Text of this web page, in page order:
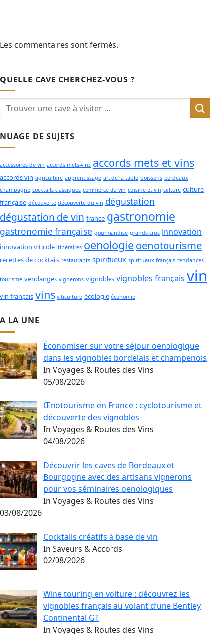
Les commentaires sont fermés.
QUELLE CAVE CHERCHEZ-VOUS ?
NUAGE DE SUJETS
accessoires de vin accords mets-vins accords mets et vins
accords vin agriculture apprentissage art de la table boissons bordeaux
champagne cocktails classiques commerce du vin cuisine et vin culture culture
française découverte découverte du vin dégustation
dégustation de vin france gastronomie
gastronomie française gourmandise grands crus innovation
innovation viticole itinéraires oenologieoenotourisme
recettes de cocktails restaurants spiritueux spiritueux français tendances
tourisme vendanges vignerons vignobles vignobles français vin
vin français vins viticulture écologie économie
A LA UNE
Économiser sur votre séjour oenologique
dans les vignobles bordelais et champenois
In Voyages & Routes des Vins
05/08/2026
Œnotourisme en France : cyclotourisme et
découverte des vignobles
In Voyages & Routes des Vins
04/08/2026
Découvrir les caves de Bordeaux et
Bourgogne avec des artisans vignerons
pour vos séminaires oenologiques
In Voyages & Routes des Vins
03/08/2026
Cocktails créatifs à base de vin
In Saveurs & Accords
02/08/2026
Wine touring en voiture : découvrez les
vignobles français au volant d’une Bentley
Continental GT
In Voyages & Routes des Vins